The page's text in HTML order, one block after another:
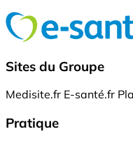
Sites du Groupe
Medisite.fr E-santé.fr
Pratique